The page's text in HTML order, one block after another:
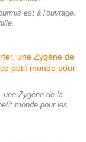
est à l'ouvrage.
une Zygène de la
monde pour les